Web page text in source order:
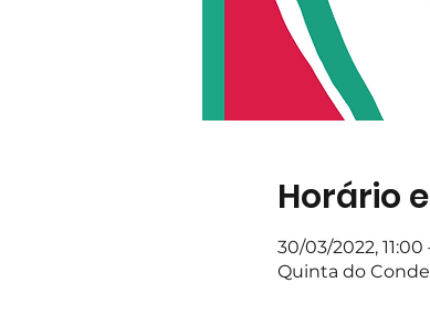
Horário
30/03/2022, 11:00
Quinta do